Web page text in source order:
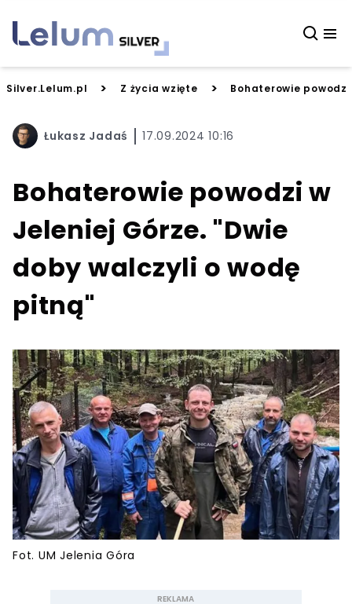
Silver.Lelum.pl > Z życia wzięte > Bohaterowie
Łukasz Jadaś 17.09.2024 10:16
Bohaterowie powodzi w
Jeleniej Górze. "Dwie
doby walczyli o wodę
pitną"
Fot. UM Jelenia Góra